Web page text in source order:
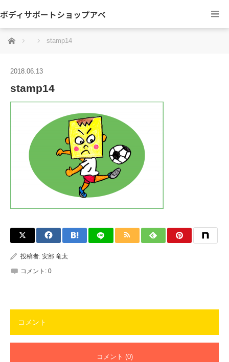
ボディサポートショップアベ
ホーム stamp14
2018.06.13
stamp14
投稿者: 安部 竜太
コメント: 0
コメント
コメント (0)